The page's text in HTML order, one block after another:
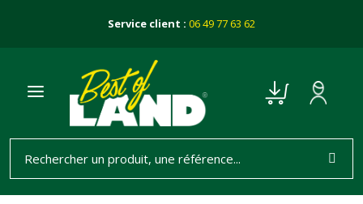
Service client : 06 49 77 63 62